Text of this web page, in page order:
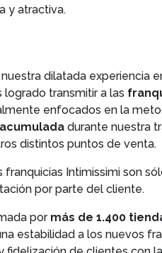
y atractiva.
dilatada experiencia
logrado transmitir a las
enfocados en la
durante nuestra
distintos puntos de venta.
Intimissimi son
por parte del cliente.
pormás de 1.400
estabilidad a los nuevos